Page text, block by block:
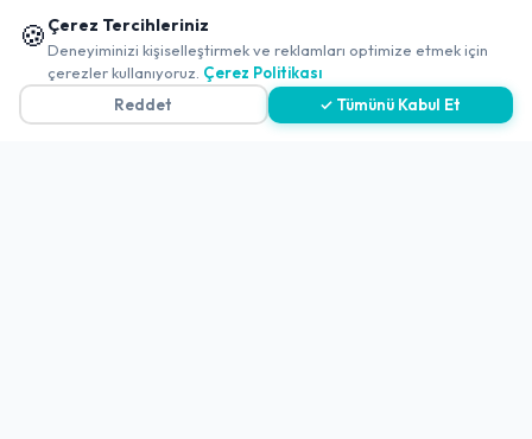
İletişim
iletisim@yakalamac.com.tr
Dokuz Eylül Üniversitesi Teknoparkı Adatepe Mah.
🍪 Çerez Tercihleriniz
Deneyiminizi kişiselleştirmek ve reklamları optimize etmek için
çerezler kullanıyoruz. Çerez Politikası
Reddet
✓ Tümünü Kabul Et
📱 Mobil uygulamamızı keşfedin!
✖